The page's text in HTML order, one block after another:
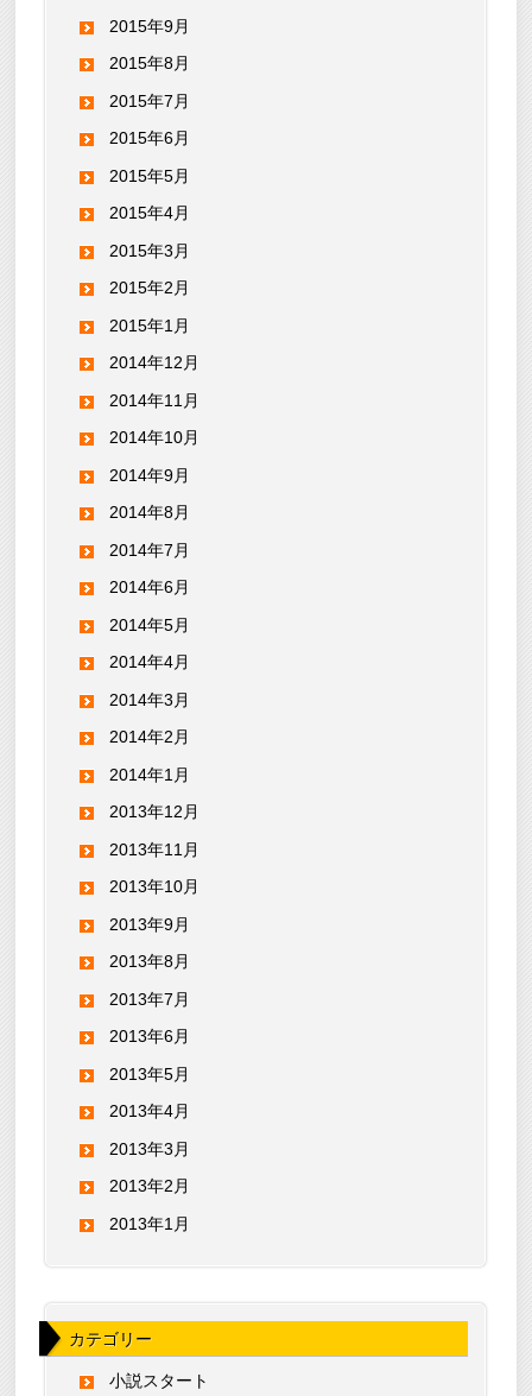
2015年9月
2015年8月
2015年7月
2015年6月
2015年5月
2015年4月
2015年3月
2015年2月
2015年1月
2014年12月
2014年11月
2014年10月
2014年9月
2014年8月
2014年7月
2014年6月
2014年5月
2014年4月
2014年3月
2014年2月
2014年1月
2013年12月
2013年11月
2013年10月
2013年9月
2013年8月
2013年7月
2013年6月
2013年5月
2013年4月
2013年3月
2013年2月
2013年1月
カテゴリー
小説スタート